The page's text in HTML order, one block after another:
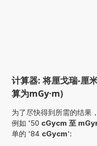
计算器: 将厘戈瑞-厘
算为mGy·m)
为了尽快得到所需的结果
例如 '50 cGycm 至
单的 '84 cGycm':